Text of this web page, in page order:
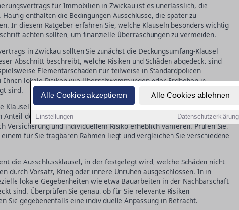
Alle Cookies akzeptieren Alle Cookies ablehnen
Einstellungen Datenschutzerklärung
für Immobilien in Zwickau ist es unerlässlich, die
enthalten die Bedingungen Ausschlüsse, die später zu
In diesem Ratgeber erfahren Sie, welche Klauseln besonders wichtig
achten sollten, um finanzielle Überraschungen zu vermeiden.
in Zwickau sollten Sie zunächst die Deckungsumfang-Klausel
Abschnitt beschreibt, welche Risiken und Schäden abgedeckt sind
Elementarschaden nur teilweise in Standardpolicen
lokale Risiken wie Überschwemmungen oder Erdbeben in
sind.
zu Selbstbehalten, die in vielen Versicherungsverträgen zu
der Kosten Sie im Schadensfall selbst tragen müssen. In in
Versicherung und individuellem Risiko erheblich variieren. Prüfen Sie,
für Sie tragbaren Rahmen liegt und vergleichen Sie verschiedene
die Ausschlussklausel, in der festgelegt wird, welche Schäden nicht
durch Vorsatz, Krieg oder innere Unruhen ausgeschlossen. In in
lokale Gegebenheiten wie etwa Bauarbeiten in der Nachbarschaft
sind. Überprüfen Sie genau, ob für Sie relevante Risiken
Sie gegebenenfalls eine individuelle Anpassung in Betracht.